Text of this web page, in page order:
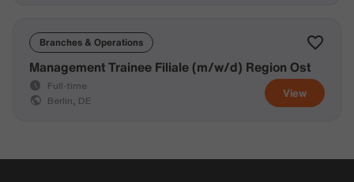
Branches & Operations
View
Management Trainee Filiale (m/w/d) Region Ost
Full-time
Berlin, DE